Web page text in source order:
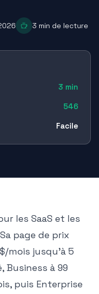
3 min de lecture
3 min
546
Facile
les SaaS et les
page de prix
mois jusqu'à 5
Business à 99
puis Enterprise